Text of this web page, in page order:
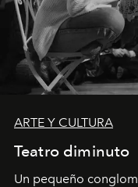
ARTE Y CULTURA
Teatro diminuto
Un pequeño